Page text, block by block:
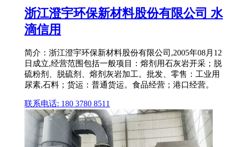
浙江澄宇环保新材料股份有限公司 水
滴信用
简介：浙江澄宇环保新材料股份有限公司,2005年08月12
日成立,经营范围包括一般项目：熔剂用石灰岩开采；脱
硫粉剂、脱硫剂、熔剂灰岩加工。批发、零售：工业用
尿素,石料；货运：普通货运。食品经营；港口经营。
联系电话: 180 3780 8511